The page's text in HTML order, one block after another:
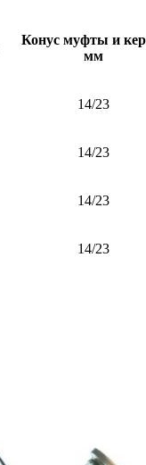
Конус муфты и
мм
14/23
14/23
14/23
14/23